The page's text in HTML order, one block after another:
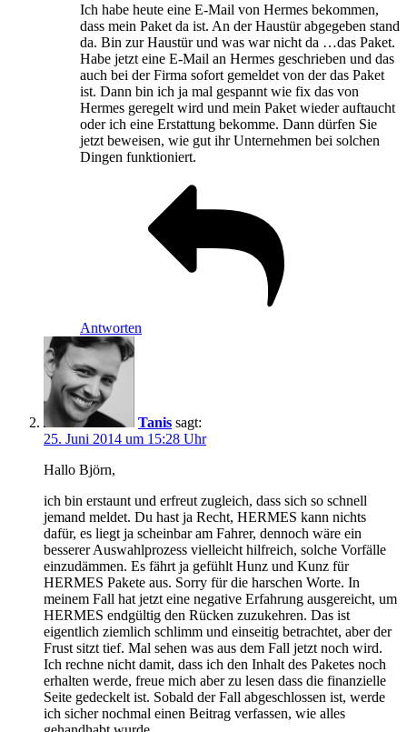
Ich habe heute eine E-Mail von Hermes bekommen,
dass mein Paket da ist. An der Haustür abgegeben stand
da. Bin zur Haustür und was war nicht da …das Paket.
Habe jetzt eine E-Mail an Hermes geschrieben und das
auch bei der Firma sofort gemeldet von der das Paket
ist. Dann bin ich ja mal gespannt wie fix das von
Hermes geregelt wird und mein Paket wieder auftaucht
oder ich eine Erstattung bekomme. Dann dürfen Sie
jetzt beweisen, wie gut ihr Unternehmen bei solchen
Dingen funktioniert.
Antworten
Tanis sagt:
25. Juni 2014 um 15:28 Uhr
Hallo Björn,
ich bin erstaunt und erfreut zugleich, dass sich so schnell
jemand meldet. Du hast ja Recht, HERMES kann nichts
dafür, es liegt ja scheinbar am Fahrer, dennoch wäre ein
besserer Auswahlprozess vielleicht hilfreich, solche Vorfälle
einzudämmen. Es fährt ja gefühlt Hunz und Kunz für
HERMES Pakete aus. Sorry für die harschen Worte. In
meinem Fall hat jetzt eine negative Erfahrung ausgereicht, um
HERMES endgültig den Rücken zuzukehren. Das ist
eigentlich ziemlich schlimm und einseitig betrachtet, aber der
Frust sitzt tief. Mal sehen was aus dem Fall jetzt noch wird.
Ich rechne nicht damit, dass ich den Inhalt des Paketes noch
erhalten werde, freue mich aber zu lesen dass die finanzielle
Seite gedeckelt ist. Sobald der Fall abgeschlossen ist, werde
ich sicher nochmal einen Beitrag verfassen, wie alles